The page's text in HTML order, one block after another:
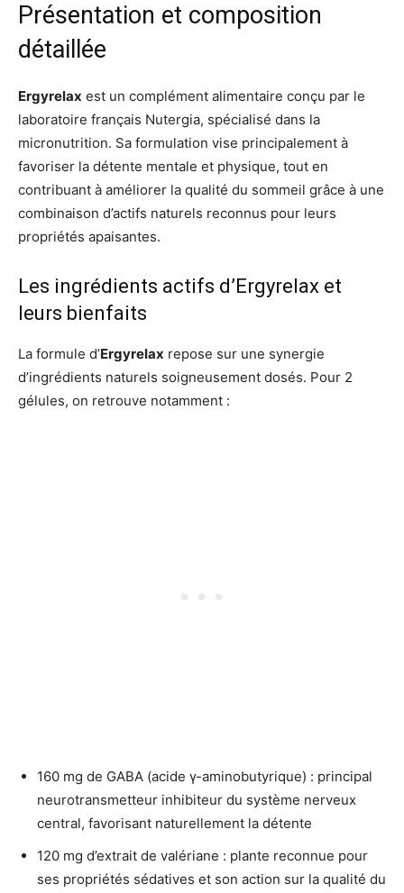
Présentation et composition
détaillée
Ergyrelax est un complément alimentaire conçu par le
laboratoire français Nutergia, spécialisé dans la
micronutrition. Sa formulation vise principalement à
favoriser la détente mentale et physique, tout en
contribuant à améliorer la qualité du sommeil grâce à une
combinaison d’actifs naturels reconnus pour leurs
propriétés apaisantes.
Les ingrédients actifs d’Ergyrelax et
leurs bienfaits
La formule d’Ergyrelax repose sur une synergie
d’ingrédients naturels soigneusement dosés. Pour 2
gélules, on retrouve notamment :
160 mg de GABA (acide γ-aminobutyrique) : principal
neurotransmetteur inhibiteur du système nerveux
central, favorisant naturellement la détente
120 mg d’extrait de valériane : plante reconnue pour
ses propriétés sédatives et son action sur la qualité du